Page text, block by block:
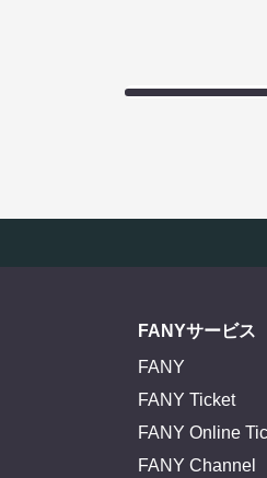
FANYサービス
FANY
FANY Ticket
FANY Online
FANY Channel